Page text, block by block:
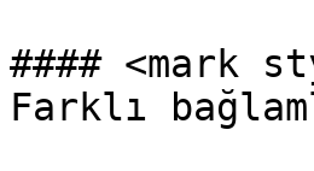
#### <mark
Farklı